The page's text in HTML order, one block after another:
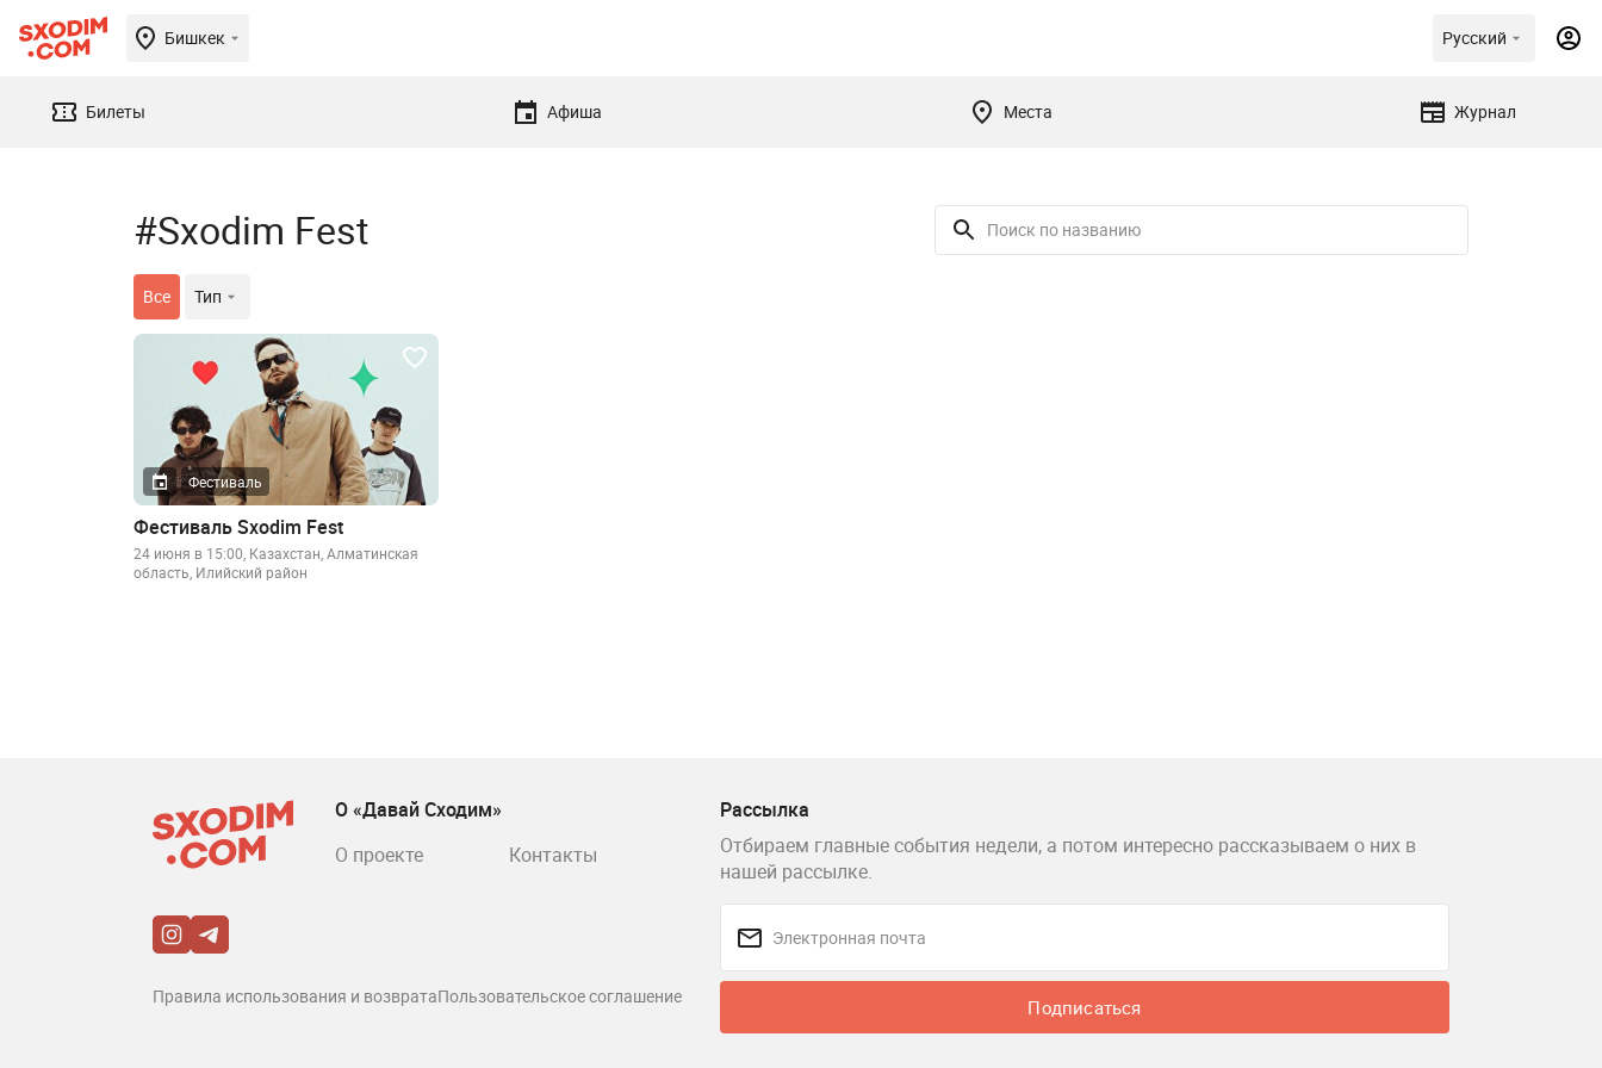
Бишкек Русский
Билеты Афиша Места Журнал
#Sxodim Fest
Все Тип
Фестиваль
Фестиваль Sxodim Fest
24 июня в 15:00, Казахстан, Алматинская
область, Илийский район
Рассылка
Отбираем главные события недели, а потом интересно рассказываем о них в
нашей рассылке.
Подписаться
О «Давай Сходим»
О проекте
Контакты
Правила использования и возвратаПользовательское соглашение